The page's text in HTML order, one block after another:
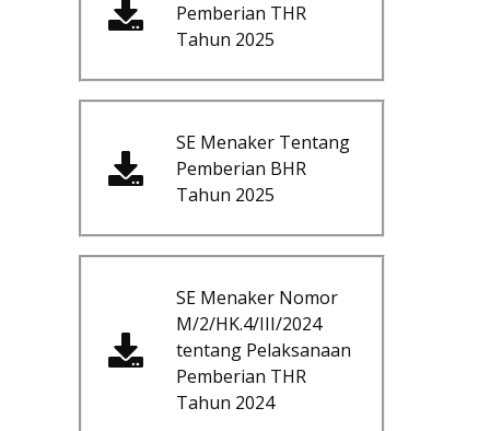
Pemberian THR
Tahun 2025
SE Menaker Tentang
Pemberian BHR
Tahun 2025
SE Menaker Nomor
M/2/HK.4/III/2024
tentang Pelaksanaan
Pemberian THR
Tahun 2024